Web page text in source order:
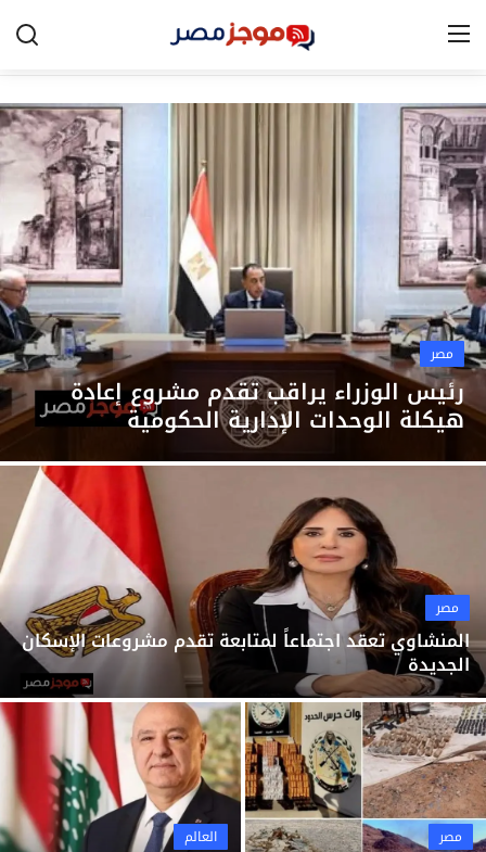
الرئيسية
مصر
الخليج
العالم
الرياضة
اقتصاد
تكنولوجيا
التعليم
منوعات
مصر
رئيس الوزراء يراقب تقدم مشروع إعادة
هيكلة الوحدات الإدارية الحكومية
مصر
المنشاوي تعقد اجتماعاً لمتابعة تقدم مشروعات الإسكان
الجديدة
مصر العالم